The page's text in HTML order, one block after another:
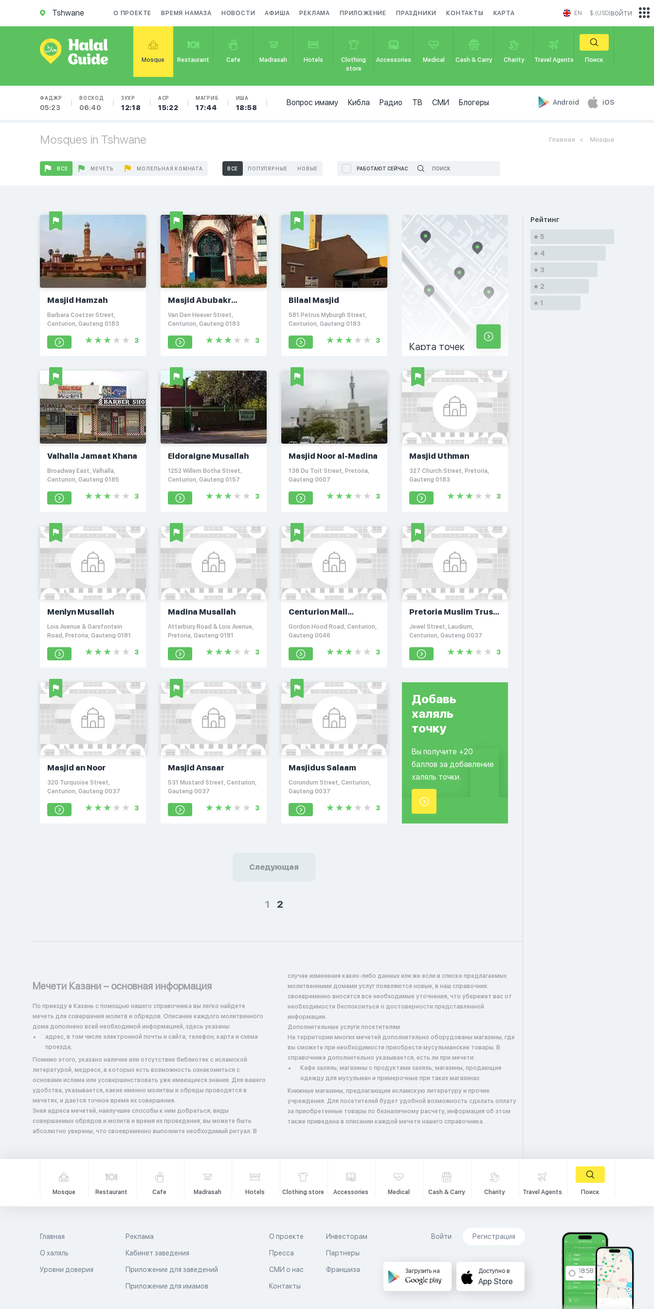
Tshwane О ПРОЕКТЕ ВРЕМЯ НАМАЗА НОВОСТИ АФИША РЕКЛАМА ПРИЛОЖЕНИЕ ПРАЗДНИКИ КОНТАКТЫ КАРТА EN $ (USD)
Mosque Restaurant Cafe Madrasah Hotels
Clothing
store
Accessories Medical Cash & Carry Charity Travel Agents Поиск
ФАДЖР
05:23
ВОСХОД
06:40
ЗУХР
12:18
АСР
15:22
МАГРИБ
17:44
ИША
18:58
Вопрос имаму Кибла Радио ТВ СМИ Блогеры Android iOS
войти
Mosques in Tshwane Главная Mosque
ВСЕ МЕЧЕТЬ МОЛЕЛЬНАЯ КОМНАТА ВСЕ ПОПУЛЯРНЫЕ НОВЫЕ РАБОТАЮТ СЕЙЧАС
Masjid Hamzah
Barbara Coetzer Street,
Centurion, Gauteng 0183
3
Masjid Abubakr
Siddique
Van Den Heever Street,
Centurion, Gauteng 0183
3
Bilaal Masjid
581 Petrus Myburgh Street,
Centurion, Gauteng 0183
3
Карта точек
Valhalla Jamaat Khana
Broadway East, Valhalla,
Centurion, Gauteng 0185
3
Eldoraigne Musallah
1252 Willem Botha Street,
Centurion, Gauteng 0157
3
Masjid Noor al-Madina
138 Du Toit Street, Pretoria,
Gauteng 0007
3
Masjid Uthman
327 Church Street, Pretoria,
Gauteng 0183
3
Menlyn Musallah
Lois Avenue & Garsfontein
Road, Pretoria, Gauteng 0181
3
Madina Musallah
Atterbury Road & Lois Avenue,
Pretoria, Gauteng 0181
3
Centurion Mall
Musallah
Gordon Hood Road, Centurion,
Gauteng 0046
3
Pretoria Muslim Trust
Jumma Masjid
Jewel Street, Laudium,
Centurion, Gauteng 0037
3
Masjid an Noor
320 Turquoise Street,
Centurion, Gauteng 0037
3
Masjid Ansaar
531 Mustard Street, Centurion,
Gauteng 0037
3
Masjidus Salaam
Corundum Street, Centurion,
Gauteng 0037
3
Добавь
халяль
точку
Вы получите +20
баллов за добавление
халяль точки.
Следующая
1 2
Мечети Казани – основная информация
По приезду в Казань с помощью нашего справочника вы легко найдете
мечеть для совершения молитв и обрядов. Описание каждого молитвенного
дома дополнено всей необходимой информацией, здесь указаны:
адрес, в том числе электронной почты и сайта; телефон; карта и схема
проезда;
Помимо этого, указано наличие или отсутствие библиотек с исламской
литературой, медресе, в которых есть возможность ознакомиться с
основами ислама или усовершенствовать уже имеющиеся знания. Для вашего
удобства, указывается, какие именно молитвы и обряды проводятся в
мечетях, и дается точное время их совершения.
Зная адреса мечетей, наилучшие способы к ним добраться, виды
совершаемых обрядов и молитв и время их проведения, вы можете быть
абсолютно уверены, что своевременно выполните необходимый ритуал. В
случае изменения каких-либо данных или же если в списке предлагаемых
молитвенными домами услуг появляются новые, в наш справочник
своевременно вносятся все необходимые уточнения, что убережет вас от
необходимости беспокоиться о достоверности представленной
информации.
Дополнительные услуги посетителям
На территории многих мечетей дополнительно оборудованы магазины, где
вы сможете при необходимости приобрести мусульманские товары. В
справочнике дополнительно указывается, есть ли при мечети:
Кафе халяль; магазины с продуктами халяль; магазины, продающие
одежду для мусульман и примерочные при таких магазинах
Книжные магазины, предлагающие исламскую литературу и прочие
учреждения. Для посетителей будет удобной возможность сделать оплату
за приобретенные товары по безналичному расчету, информация об этом
также приведена в описании каждой мечети нашего справочника.
Рейтинг
5
4
3
2
1
Mosque Restaurant Cafe Madrasah Hotels Clothing store Accessories Medical Cash & Carry Charity Travel Agents Поиск
Главная
О халяль
Уровни доверия
Реклама
Кабинет заведения
Приложение для заведений
Приложение для имамов
О проекте
Пресса
СМИ о нас
Контакты
Инвесторам
Партнеры
Франшиза
Войти Регистрация
Загрузить на Доступно в
App Store